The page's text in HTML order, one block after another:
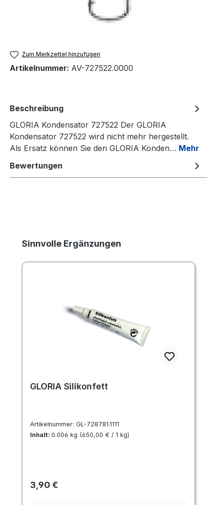
Zum Merkzettel hinzufügen
Artikelnummer: AV-727522.0000
Beschreibung
GLORIA Kondensator 727522 Der GLORIA
Kondensator 727522 wird nicht mehr hergestellt.
Als Ersatz können Sie den GLORIA Konden… Mehr
Bewertungen
Produktgalerie überspringen
Sinnvolle Ergänzungen
GLORIA Silikonfett
Artikelnummer: GL-728781.1111
Inhalt: 0.006 kg (650,00 € / 1 kg)
Regulärer Preis:
3,90 €